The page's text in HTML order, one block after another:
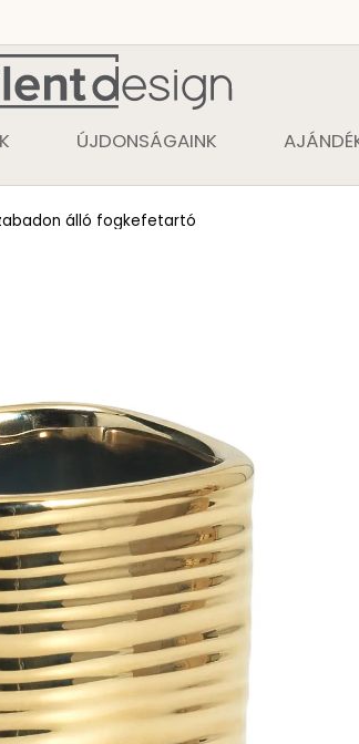
ÚJDONSÁGAINK
álló fogkefetartó